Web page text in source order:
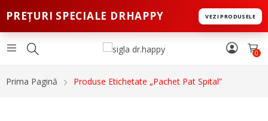
PREȚURI SPECIALE DRHAPPY VEZI PRODUSELE
0
Prima Pagină Produse Etichetate „pachet Pat Spital”